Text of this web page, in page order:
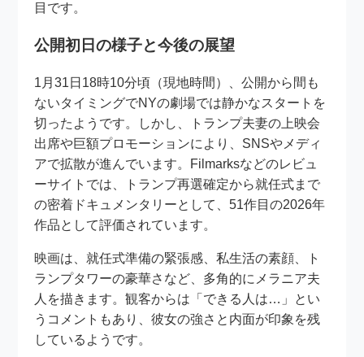
目です。
公開初日の様子と今後の展望
1月31日18時10分頃（現地時間）、公開から間も
ないタイミングでNYの劇場では静かなスタートを
切ったようです。しかし、トランプ夫妻の上映会
出席や巨額プロモーションにより、SNSやメディ
アで拡散が進んでいます。Filmarksなどのレビュ
ーサイトでは、トランプ再選確定から就任式まで
の密着ドキュメンタリーとして、51作目の2026年
作品として評価されています。
映画は、就任式準備の緊張感、私生活の素顔、ト
ランプタワーの豪華さなど、多角的にメラニア夫
人を描きます。観客からは「できる人は…」とい
うコメントもあり、彼女の強さと内面が印象を残
しているようです。